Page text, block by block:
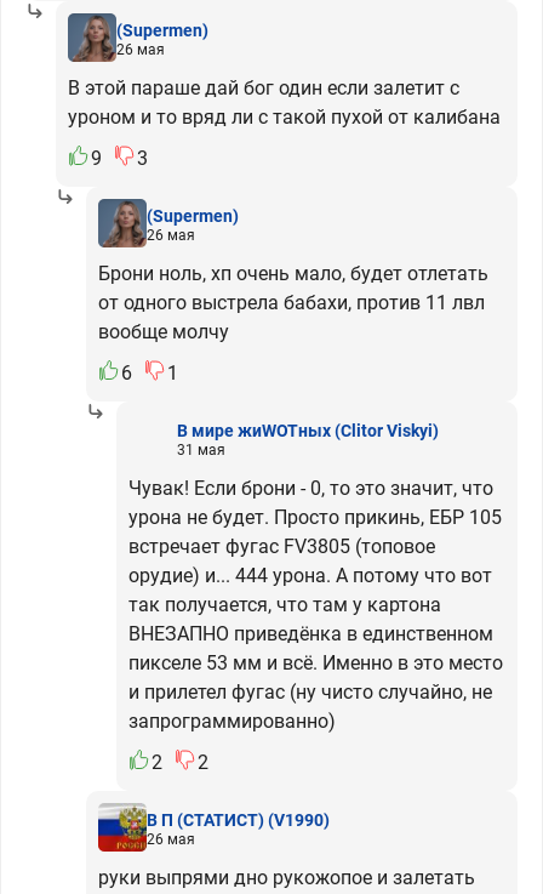
(Supermen)
26 мая
В этой параше дай бог один если залетит с
уроном и то вряд ли с такой пухой от калибана
9
3
(Supermen)
26 мая
Брони ноль, хп очень мало, будет отлетать
от одного выстрела бабахи, против 11 лвл
вообще молчу
6
1
В мире жиWOTных(Clitor Viskyi)
31 мая
Чувак! Если брони - 0, то это значит, что
урона не будет. Просто прикинь, ЕБР 105
встречает фугас FV3805 (топовое
орудие) и... 444 урона. А потому что вот
так получается, что там у картона
ВНЕЗАПНО приведёнка в единственном
пикселе 53 мм и всё. Именно в это место
и прилетел фугас (ну чисто случайно, не
запрограммированно)
2
2
В П (СТАТИСТ)(V1990)
26 мая
руки выпрями дно рукожопое и залетать